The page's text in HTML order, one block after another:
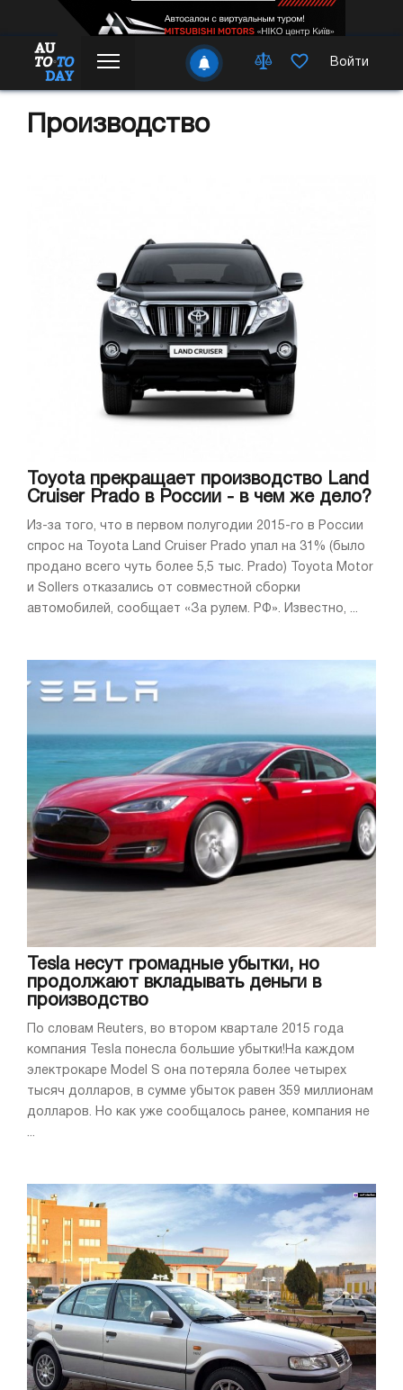
Войти
Производство
Toyota прекращает производство Land
Cruiser Prado в России - в чем же дело?
Из-за того, что в первом полугодии 2015-го в России
спрос на Toyota Land Cruiser Prado упал на 31% (было
продано всего чуть более 5,5 тыс. Prado) Toyota Motor
и Sollers отказались от совместной сборки
автомобилей, сообщает «За рулем. РФ». Известно, ...
Tesla несут громадные убытки, но
продолжают вкладывать деньги в
производство
По словам Reuters, во втором квартале 2015 года
компания Tesla понесла большие убытки!На каждом
электрокаре Model S она потеряла более четырех
тысяч долларов, в сумме убыток равен 359 миллионам
долларов. Но как уже сообщалось ранее, компания не
...